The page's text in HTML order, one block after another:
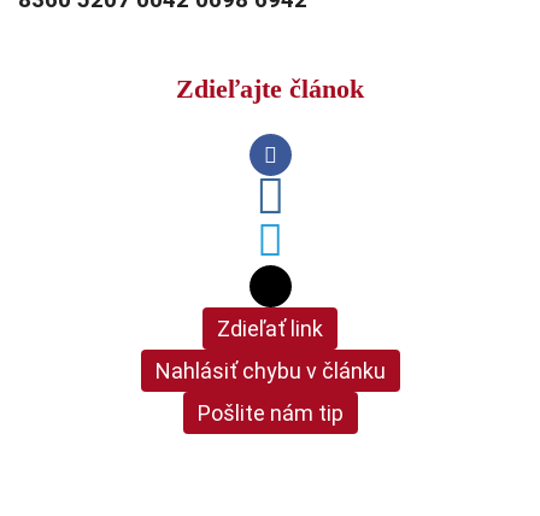
Zdieľajte článok
Zdieľať link
Nahlásiť chybu v článku
Pošlite nám tip